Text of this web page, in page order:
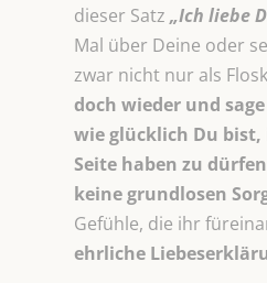
dieser Satz„Ich liebe
Mal über Deine oder
zwar nicht nur als
doch wieder und
wie glücklich Du
Seite haben zu
keine grundlosen
Gefühle, die ihr
ehrliche